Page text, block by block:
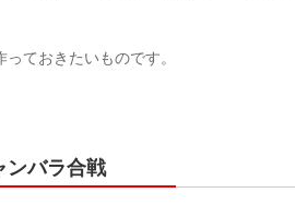
ておきたいものです。
ンバラ合戦